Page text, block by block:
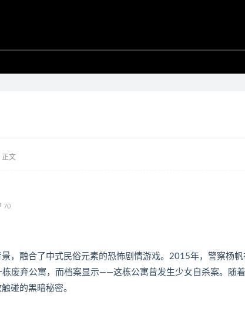
正文
70
景，融合了中式民俗元素的恐怖剧情游戏。2015年，警察杨
栋废弃公寓，而档案显示——这栋公寓曾发生少女自杀案。随
碰的黑暗秘密。